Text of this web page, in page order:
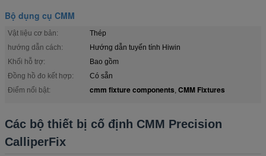
Bộ dụng cụ CMM
Vật liệu cơ bản:
Thép
hướng dẫn cách:
Hướng dẫn tuyến tính Hiwin
Khối hỗ trợ:
Bao gồm
Đồng hồ đo kết hợp:
Có sẵn
Điểm nổi bật:
cmm fixture components, CMM Fixtures
Các bộ thiết bị cố định CMM Precision
CalliperFix